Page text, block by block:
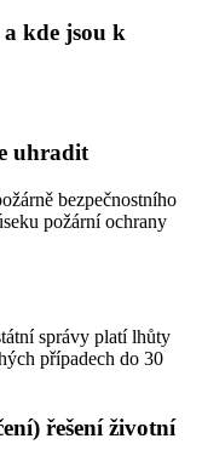
kde jsou k
uhradit
bezpečnostního
požární ochrany
správy platí lhůty
případech do 30
řešení životní